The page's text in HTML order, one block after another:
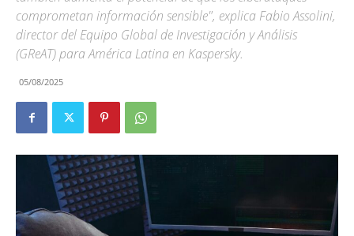
comprometan información sensible", explica Fabio Assolini,
director del Equipo Global de Investigación y Análisis
(GReAT) para América Latina en Kaspersky.
05/08/2025